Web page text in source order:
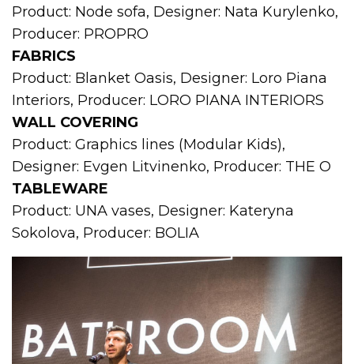
Product: Node sofa, Designer: Nata Kurylenko,
Producer: PROPRO
FABRICS
Product: Blanket Oasis, Designer: Loro Piana
Interiors, Producer: LORO PIANA INTERIORS
WALL COVERING
Product: Graphics lines (Modular Kids),
Designer: Evgen Litvinenko, Producer: THE O
TABLEWARE
Product: UNA vases, Designer: Kateryna
Sokolova, Producer: BOLIA